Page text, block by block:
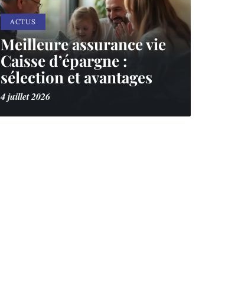
ACTUS
Meilleure assurance vie
Caisse d’épargne :
sélection et avantages
4 juillet 2026